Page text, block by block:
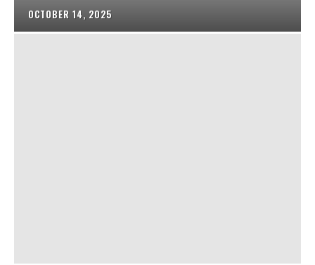
OCTOBER 14, 2025